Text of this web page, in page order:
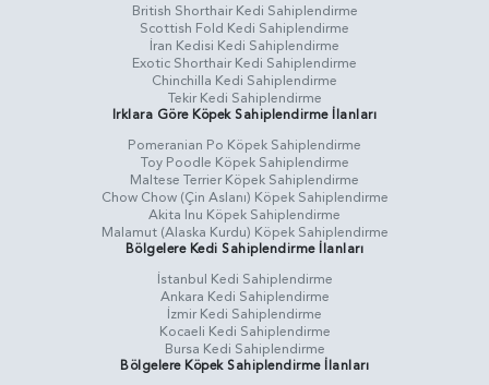
British Shorthair Kedi Sahiplendirme
Scottish Fold Kedi Sahiplendirme
İran Kedisi Kedi Sahiplendirme
Exotic Shorthair Kedi Sahiplendirme
Chinchilla Kedi Sahiplendirme
Tekir Kedi Sahiplendirme
Irklara Göre Köpek Sahiplendirme İlanları
Pomeranian Po Köpek Sahiplendirme
Toy Poodle Köpek Sahiplendirme
Maltese Terrier Köpek Sahiplendirme
Chow Chow (Çin Aslanı) Köpek Sahiplendirme
Akita Inu Köpek Sahiplendirme
Malamut (Alaska Kurdu) Köpek Sahiplendirme
Bölgelere Kedi Sahiplendirme İlanları
İstanbul Kedi Sahiplendirme
Ankara Kedi Sahiplendirme
İzmir Kedi Sahiplendirme
Kocaeli Kedi Sahiplendirme
Bursa Kedi Sahiplendirme
Bölgelere Köpek Sahiplendirme İlanları